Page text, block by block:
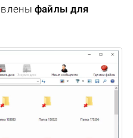
файлы для